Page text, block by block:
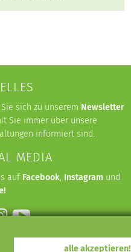
sich zu unserem Newsletter
Sie immer über unsere
informiert sind.
MEDIA
auf Facebook, Instagram und
!
alle akzeptieren!